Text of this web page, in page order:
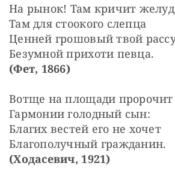
На рынок! Там кричит
Там для стоокого слепца
Ценней грошовый твой
Безумной прихоти певца.
(Фет, 1866)
Вотще на площади пророчит
Гармонии голодный сын:
Благих вестей его не хочет
Благополучный гражданин.
(Ходасевич, 1921)